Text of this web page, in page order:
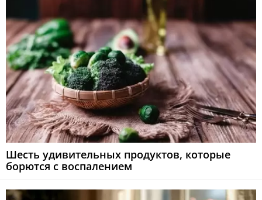
Шесть удивительных продуктов, которые
борются с воспалением